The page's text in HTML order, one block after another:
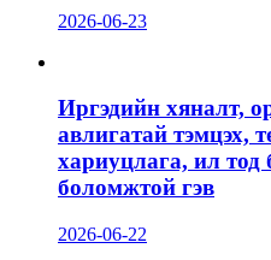
2026-06-23
Иргэдийн хяналт,
авлигатай тэмцэх,
хариуцлага, ил
боломжтой гэв
2026-06-22